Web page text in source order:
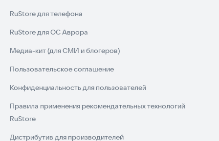
RuStore для телефона
RuStore для ОС Аврора
Медиа-кит (для СМИ и блогеров)
Пользовательское соглашение
Конфиденциальность для пользователей
Правила применения рекомендательных технологий
RuStore
Дистрибутив для производителей